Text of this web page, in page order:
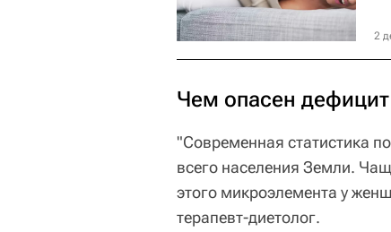
2
Чем опасен
"Современная статистика
всего населения Земли.
этого микроэлемента у
терапевт-диетолог.